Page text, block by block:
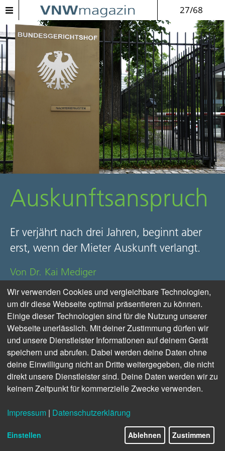
27/68
Auskunfts­anspruch
Er verjährt nach drei Jahren, beginnt aber
erst, wenn der Mieter Auskunft verlangt.
Von Dr. Kai Mediger
ZUM BEITRAG
Wir verwenden Cookies und vergleichbare Technologien,
um dir diese Webseite optimal präsentieren zu können.
Einige dieser Technologien sind für die Nutzung unserer
Webseite unerlässlich. Mit deiner Zustimmung dürfen wir
und unsere Dienstleister Informationen auf deinem Gerät
speichern und abrufen. Dabei werden deine Daten ohne
deine Einwilligung nicht an Dritte weitergegeben, die nicht
direkt unsere Dienstleister sind. Deine Daten werden wir zu
keinem Zeitpunkt für kommerzielle Zwecke verwenden.
Impressum | Datenschutzerklärung
Einstellen Ablehnen Zustimmen